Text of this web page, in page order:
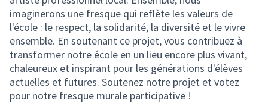
imaginerons une fresque qui reflète les valeurs de
l'école : le respect, la solidarité, la diversité et le vivre
ensemble. En soutenant ce projet, vous contribuez à
transformer notre école en un lieu encore plus vivant,
chaleureux et inspirant pour les générations d'élèves
actuelles et futures. Soutenez notre projet et votez
pour notre fresque murale participative !